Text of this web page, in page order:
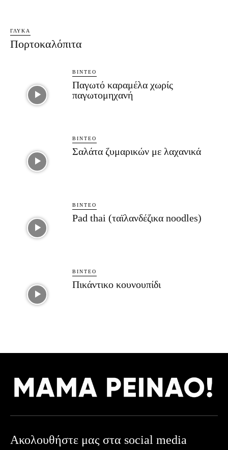
ΓΛΥΚΆ
Πορτοκαλόπιτα
ΒΊΝΤΕΟ
Παγωτό καραμέλα χωρίς
παγωτομηχανή
ΒΊΝΤΕΟ
Σαλάτα ζυμαρικών με λαχανικά
ΒΊΝΤΕΟ
Pad thai (ταϊλανδέζικα noodles)
ΒΊΝΤΕΟ
Πικάντικο κουνουπίδι
Ακολουθήστε μας στα social media